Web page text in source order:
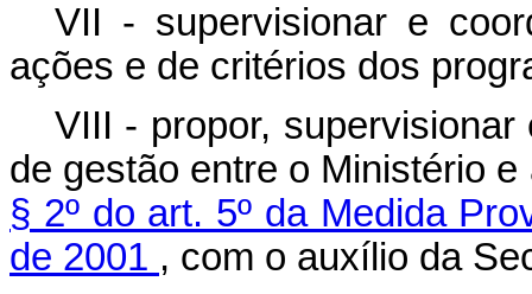
VII - supervisionar e
ações e de critérios dos
VIII - propor,
de gestão entre o Ministério
§ 2º do art. 5º da Medida
de 2001 , com o auxílio da